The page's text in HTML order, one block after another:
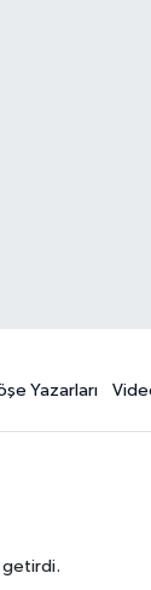
Yazarları
getirdi.